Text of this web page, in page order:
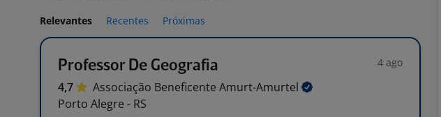
Relevantes Recentes Próximas
Professor De Geografia 4 ago
4,7 Associação Beneficente Amurt-Amurtel
Porto Alegre - RS